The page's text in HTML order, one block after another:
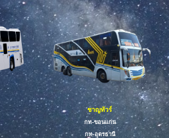
ชาญทัวร์
กท-ขอนแก่น
กท-อุดรธานี